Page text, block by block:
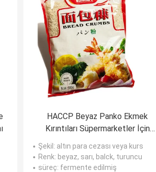
HACCP Beyaz Panko Ekmek
Kırıntıları Süpermarketler İçin
Japon Panko Gevreği
Şekil : altın para cezası veya kurs
Renk: beyaz, sarı, balck, turuncu
süreç: fermente edilmiş